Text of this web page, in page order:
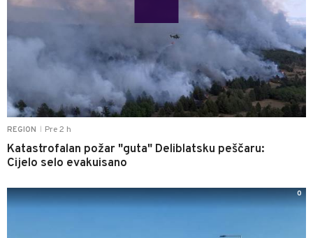
REGION Pre 2 h
Katastrofalan požar "guta" Deliblatsku peščaru:
Cijelo selo evakuisano
0